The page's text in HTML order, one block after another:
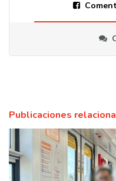
Publicaciones